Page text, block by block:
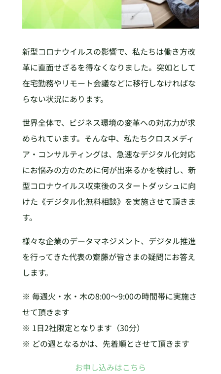
新型コロナウイルスの影響で、私たちは働き方改
革に直面せざるを得なくなりました。突如として
在宅勤務やリモート会議などに移行しなければな
らない状況にあります。
世界全体で、ビジネス環境の変革への対応力が求
められています。そんな中、私たちクロスメディ
ア・コンサルティングは、急速なデジタル化対応
にお悩みの方のために何が出来るかを検討し、新
型コロナウイルス収束後のスタートダッシュに向
けた《デジタル化無料相談》を実施させて頂きま
す。
様々な企業のデータマネジメント、デジタル推進
を行ってきた代表の齋藤が皆さまの疑問にお答え
します。
※ 毎週火・水・木の8:00～9:00の時間帯に実施さ
せて頂きます
※ 1日2社限定となります（30分）
※ どの週となるかは、先着順とさせて頂きます
お申し込みはこちら